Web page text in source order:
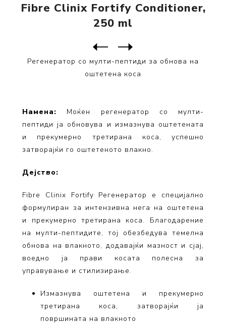
Fibre Clinix Fortify Conditioner,
250 ml
Регенератор со мулти-пептиди за обнова на
оштетена коса
Намена: Моќен регенератор со мулти-
пептиди ja обновува и измазнува оштетената
и прекумерно третирана коса, успешно
затворајќи го оштетеното влакно.
Дејство:
Fibre Clinix Fortify Регенератор е специјално
формулиран за интензивна нега на оштетена
и прекумерно третирана коса. Благодарение
на мулти-пептидите, тој обезбедува темелна
обнова на влакното, додавајќи мазност и сјај,
воедно ја прави косата полесна за
управување и стилизирање.
Измазнува оштетена и прекумерно
третирана коса, затворајќи ја
површината на влакното